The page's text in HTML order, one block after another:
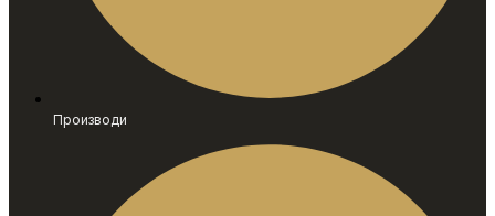
Производи